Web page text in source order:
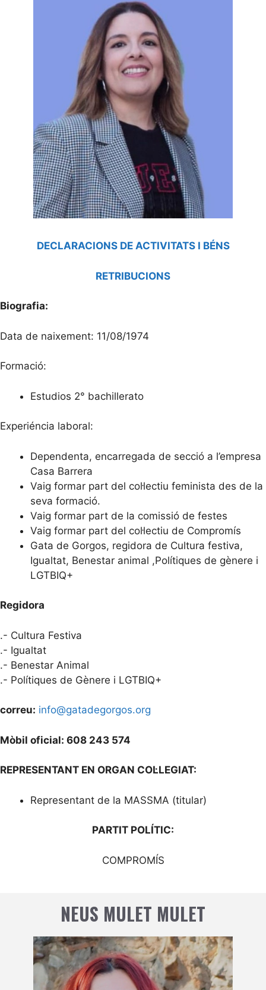
DECLARACIONS DE ACTIVITATS I BÉNS
RETRIBUCIONS
Biografia:
Data de naixement: 11/08/1974
Formació:
Estudios 2° bachillerato
Experiéncia laboral:
Dependenta, encarregada de secció a l’empresa
Casa Barrera
Vaig formar part del col·lectiu feminista des de la
seva formació.
Vaig formar part de la comissió de festes
Vaig formar part del col·lectiu de Compromís
Gata de Gorgos, regidora de Cultura festiva,
Igualtat, Benestar animal ,Polítiques de gènere i
LGTBIQ+
Regidora
.- Cultura Festiva
.- Igualtat
.- Benestar Animal
.- Polítiques de Gènere i LGTBIQ+
correu: info@gatadegorgos.org
Mòbil oficial: 608 243 574
REPRESENTANT EN ORGAN COL·LEGIAT:
Representant de la MASSMA (titular)
PARTIT POLÍTIC:
COMPROMÍS
NEUS MULET MULET